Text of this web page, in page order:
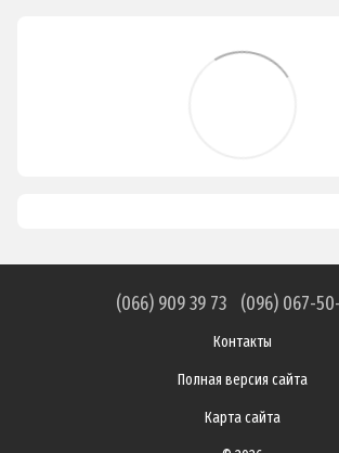
(066) 909 39 73 (096) 067-
Контакты
Полная версия сайта
Карта сайта